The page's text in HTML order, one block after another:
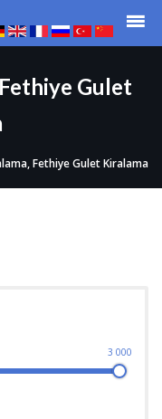
Gulet
Fethiye Gulet Kiralama
3 000